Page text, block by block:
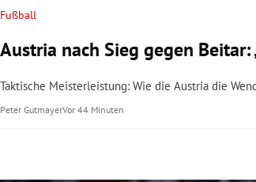
Fußball
Austria nach Sieg gegen
Taktische Meisterleistung: Wie die Austria die
Peter GutmayerVor 44 Minuten